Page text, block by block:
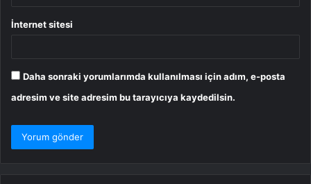
İnternet sitesi
Daha sonraki yorumlarımda kullanılması için adım, e-posta
adresim ve site adresim bu tarayıcıya kaydedilsin.